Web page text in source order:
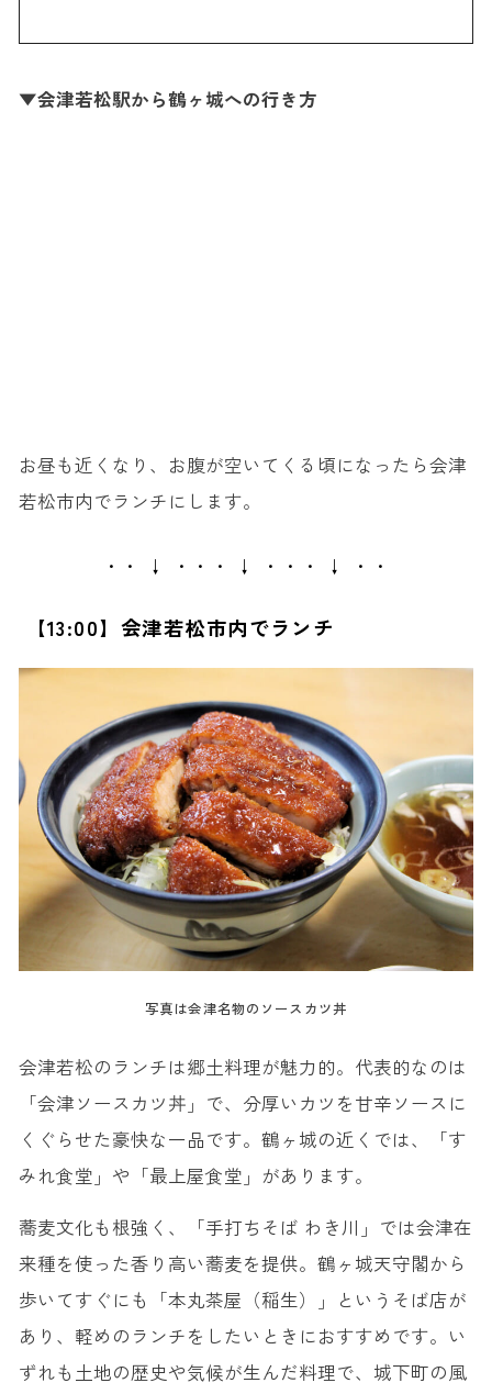
▼会津若松駅から鶴ヶ城への行き方
お昼も近くなり、お腹が空いてくる頃になったら会津
若松市内でランチにします。
・・ ↓ ・・・ ↓ ・・・ ↓ ・・
【13:00】会津若松市内でランチ
写真は会津名物のソースカツ丼
会津若松のランチは郷土料理が魅力的。代表的なのは
「会津ソースカツ丼」で、分厚いカツを甘辛ソースに
くぐらせた豪快な一品です。鶴ヶ城の近くでは、「す
みれ食堂」や「最上屋食堂」があります。
蕎麦文化も根強く、「手打ちそば わき川」では会津在
来種を使った香り高い蕎麦を提供。鶴ヶ城天守閣から
歩いてすぐにも「本丸茶屋（稲生）」というそば店が
あり、軽めのランチをしたいときにおすすめです。い
ずれも土地の歴史や気候が生んだ料理で、城下町の風